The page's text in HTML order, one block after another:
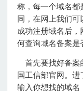
称，每一个域名都
同，在网上我们可
成功注册域名后
何查询域名备案是
首先要找好备案
国工信部官网。进
输入你想找的域名